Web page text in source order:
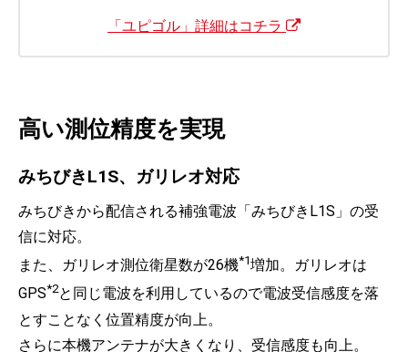
「ユピゴル」詳細はコチラ
高い測位精度を実現
みちびきL1S、ガリレオ対応
みちびきから配信される補強電波「みちびきL1S」の受
信に対応。
また、ガリレオ測位衛星数が26機*1増加。ガリレオは
GPS*2と同じ電波を利用しているので電波受信感度を落
とすことなく位置精度が向上。
さらに本機アンテナが大きくなり、受信感度も向上。